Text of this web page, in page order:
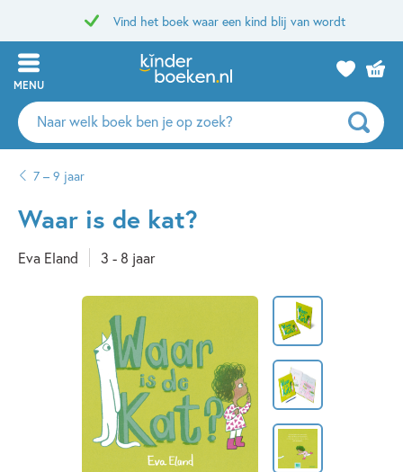
Vind het boek waar een kind blij van wordt
MENU
Zoeken
naar
auteurs
uitgevers
7 – 9 jaar
Waar is de kat?
Eva Eland 3 - 8 jaar